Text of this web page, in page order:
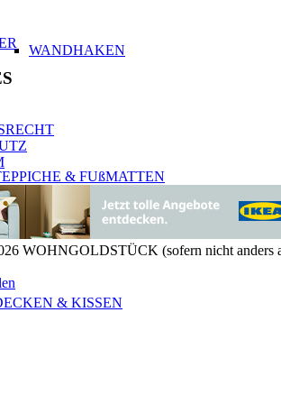
WANDHAKEN
& FUßMATTEN
& KISSEN
WOHNGOLDSTÜCK (sofern nicht anders